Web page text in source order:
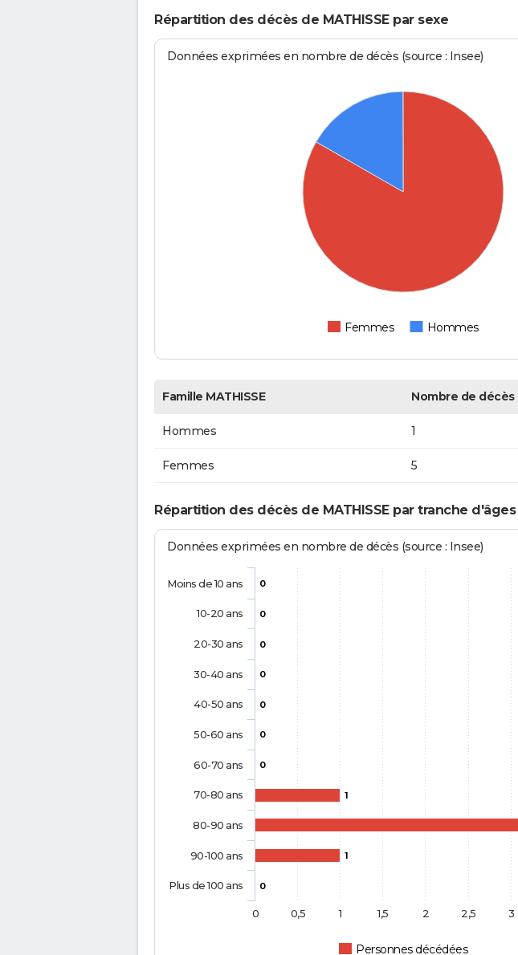
Répartition des décès de MATHISSE par sexe
Données exprimées en nombre de décès (source : Insee)
Femmes Hommes
Famille MATHISSE Nombre de décès
Hommes 1
Femmes 5
Répartition des décès de MATHISSE par tranche d'âges
Données exprimées en nombre de décès (source : Insee)
0
0
0
0
0
0
0
1
1
0
Personnes décédées
Moins de 10 ans
10-20 ans
20-30 ans
30-40 ans
40-50 ans
50-60 ans
60-70 ans
70-80 ans
80-90 ans
90-100 ans
Plus de 100 ans
0 0,5 1 1,5 2 2,5 3